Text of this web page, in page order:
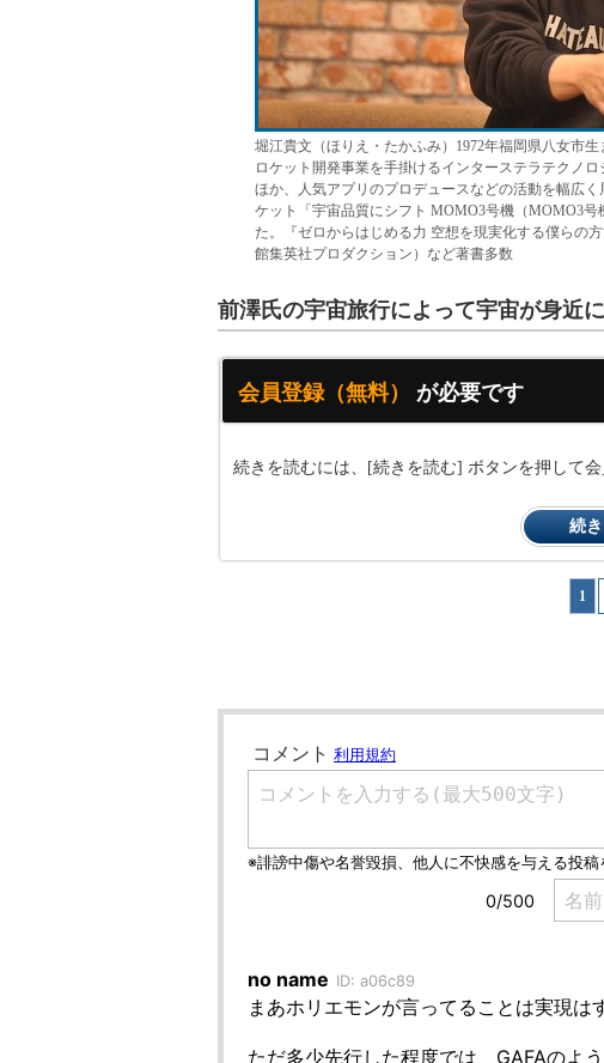
堀江貴文（ほりえ・たかふみ）1972年福岡県八女市
ロケット開発事業を手掛けるインターステラテクノ
ほか、人気アプリのプロデュースなどの活動を幅広
ケット「宇宙品質にシフト MOMO3号機（MOMO3
た。『ゼロからはじめる力 空想を現実化する僕らの
館集英社プロダクション）など著書多数
前澤氏の宇宙旅行によって宇宙が身近に
会員登録（無料） が必要です
続きを読むには、[続きを読む] ボタンを押して
続
1